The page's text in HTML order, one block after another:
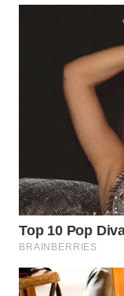
SOLO
BOROBUDUR
MADURA
SURABAYA
WN
NATUNA
WN